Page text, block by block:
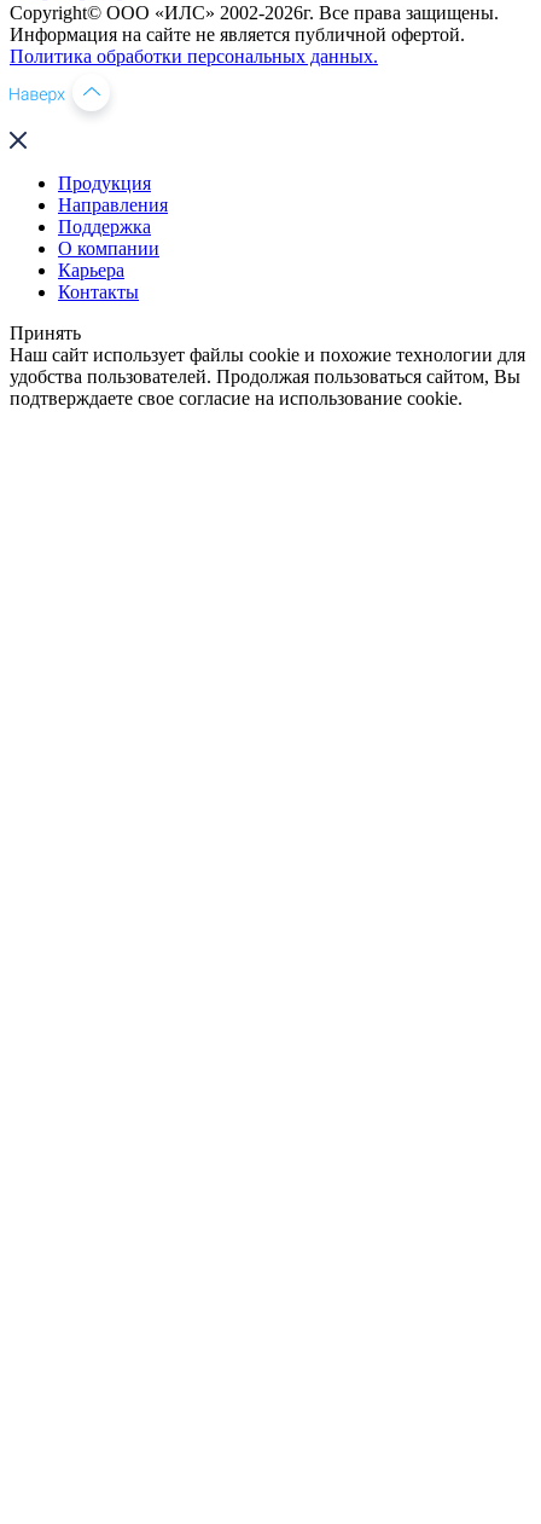
Copyright© ООО «ИЛС» 2002-2026г. Все права защищены.
Информация на сайте не является публичной офертой.
Политика обработки персональных данных.
Продукция
Направления
Поддержка
О компании
Карьера
Контакты
Принять
Наш сайт использует файлы cookie и похожие технологии для
удобства пользователей. Продолжая пользоваться сайтом, Вы
подтверждаете свое согласие на использование cookie.